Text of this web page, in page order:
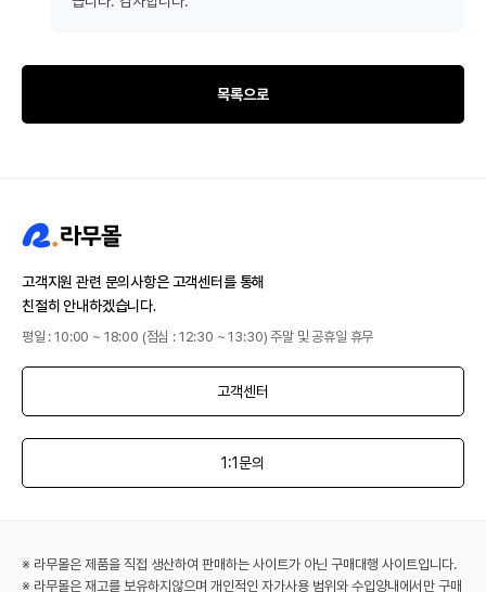
목록으로
고객지원 관련 문의사항은 고객센터를 통해
친절히 안내하겠습니다.
평일 : 10:00 ~ 18:00 (점심 : 12:30 ~ 13:30) 주말 및 공휴일 휴무
고객센터
1:1문의
※ 라무몰은 제품을 직접 생산하여 판매하는 사이트가 아닌 구매대행 사이트입니다.
※ 라무몰은 재고를 보유하지않으며 개인적인 자가사용 범위와 수입양내에서만 구매